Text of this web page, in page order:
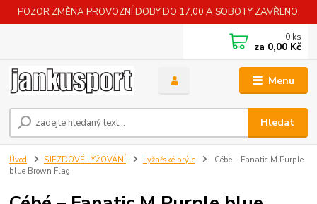
POZOR ZMĚNA PROVOZNÍ DOBY DO 17,00 A SOBOTY ZAVŘENO.
Menu
Hledat
0 ks
za 0,00 Kč
Úvod SJEZDOVÉ LYŽOVÁNÍ Lyžařské brýle
Cébé – Fanatic M Purple
blue Brown Flag